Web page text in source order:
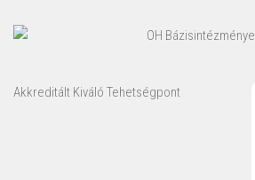
OH Bázisintézménye
Akkreditált Kiváló Tehetségpont